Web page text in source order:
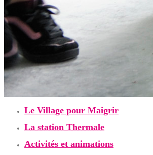
Le Village pour Maigrir
La station Thermale
Activités et animations